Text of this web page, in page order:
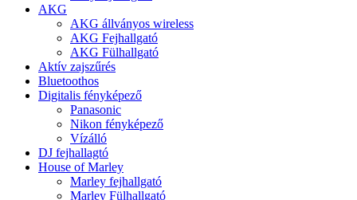
AKG
AKG állványos wireless
AKG Fejhallgató
AKG Fülhallgató
Aktív zajszűrés
Bluetoothos
Digitalis fényképező
Panasonic
Nikon fényképező
Vízálló
DJ fejhallagtó
House of Marley
Marley fejhallgató
Marley Fülhallgató